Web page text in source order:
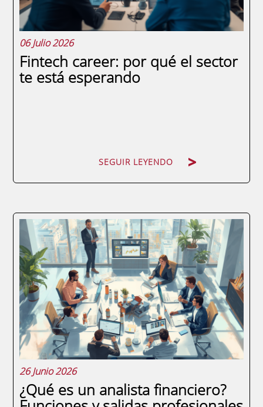
06 Julio 2026
Fintech career: por qué el sector
te está esperando
SEGUIR LEYENDO
Si alguna vez te has preguntado si el sector
financiero digital tiene hueco para ti, la
respuesta corta es: más que nunca. La
fintech career ha pasado de ser una opción
de nicho reservada a ingenieros de
software o analistas cuantitativos a...
26 Junio 2026
¿Qué es un analista financiero?